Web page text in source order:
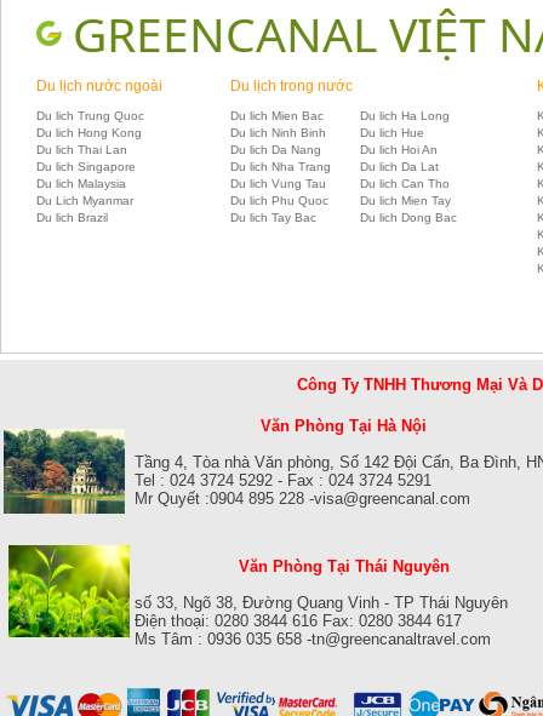
GREENCANAL VIỆT
Du lịch nước ngoài
Du lich Trung Quoc
Du lich Hong Kong
Du lich Thai Lan
Du lich Singapore
Du lich Malaysia
Du Lich Myanmar
Du lich Brazil
Du lịch trong nước
Du lich Mien Bac
Du lich Ha Long
Du lich Ninh Binh
Du lich Hue
Du lich Da Nang
Du lich Hoi An
Du lich Nha Trang
Du lich Da Lat
Du lich Vung Tau
Du lich Can Tho
Du lich Phu Quoc
Du lich Mien Tay
Du lich Tay Bac
Du lich Dong Bac
Công Ty TNHH Thương Mại Và
Văn Phòng Tại Hà Nội
Tầng 4, Tòa nhà Văn phòng, Số 142 Đội Cấn, Ba Đình,
Tel : 024 3724 5292 - Fax : 024 3724 5291
Mr Quyết :0904 895 228 -visa@greencanal.com
Văn Phòng Tại Thái Nguyên
số 33, Ngõ 38, Đường Quang Vinh - TP Thái Nguyên
Điện thoại: 0280 3844 616 Fax: 0280 3844 617
Ms Tâm : 0936 035 658 -tn@greencanaltravel.com